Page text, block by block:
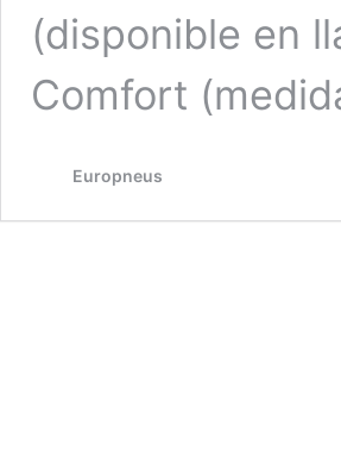
(disponible en
Comfort
Europneus